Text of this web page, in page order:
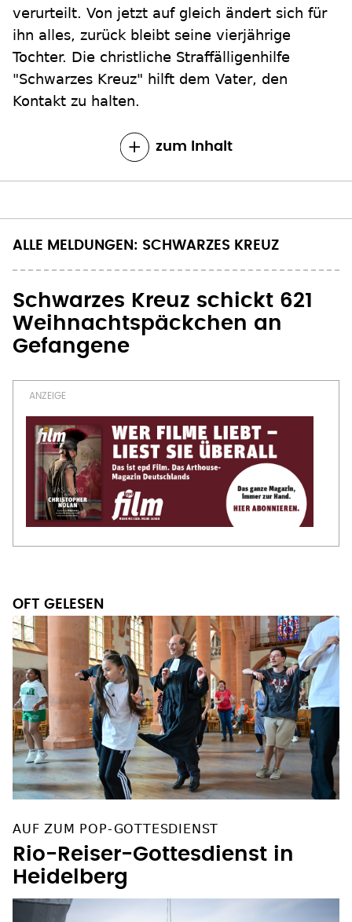
verurteilt. Von jetzt auf gleich ändert sich für
ihn alles, zurück bleibt seine vierjährige
Tochter. Die christliche Straffälligenhilfe
"Schwarzes Kreuz" hilft dem Vater, den
Kontakt zu halten.
zum Inhalt
ALLE MELDUNGEN: SCHWARZES KREUZ
Schwarzes Kreuz schickt 621
Weihnachtspäckchen an
Gefangene
OFT GELESEN
AUF ZUM POP-GOTTESDIENST
Rio-Reiser-Gottesdienst in
Heidelberg